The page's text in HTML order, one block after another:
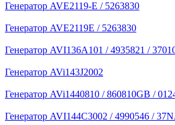
Генератор AVE2119-E / 5263830
Генератор AVE2119E / 5263830
Генератор AVI136A101 / 4935821 /
Генератор AVi143J2002
Генератор AVi1440810 / 860810GB /
Генератор AVI144C3002 / 4990546 /